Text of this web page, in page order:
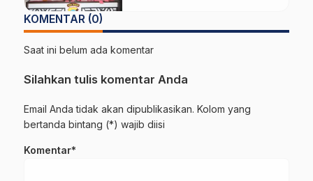
KOMENTAR (0)
Saat ini belum ada komentar
Silahkan tulis komentar Anda
Email Anda tidak akan dipublikasikan. Kolom yang
bertanda bintang (*) wajib diisi
Komentar*